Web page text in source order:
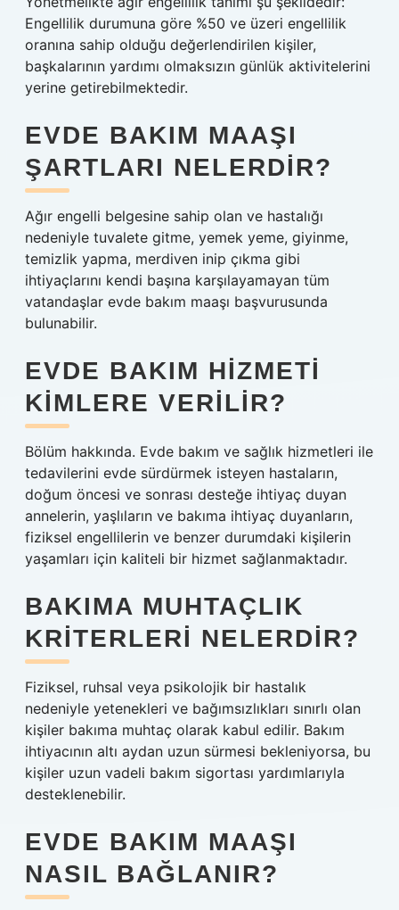
Engellilik durumuna göre %50 ve üzeri engellilik
oranına sahip olduğu değerlendirilen kişiler,
başkalarının yardımı olmaksızın günlük aktivitelerini
yerine getirebilmektedir.
EVDE BAKIM MAAŞI
ŞARTLARI NELERDIR?
Ağır engelli belgesine sahip olan ve hastalığı
nedeniyle tuvalete gitme, yemek yeme, giyinme,
temizlik yapma, merdiven inip çıkma gibi
ihtiyaçlarını kendi başına karşılayamayan tüm
vatandaşlar evde bakım maaşı başvurusunda
bulunabilir.
EVDE BAKIM HIZMETI
KIMLERE VERILIR?
Bölüm hakkında. Evde bakım ve sağlık hizmetleri ile
tedavilerini evde sürdürmek isteyen hastaların,
doğum öncesi ve sonrası desteğe ihtiyaç duyan
annelerin, yaşlıların ve bakıma ihtiyaç duyanların,
fiziksel engellilerin ve benzer durumdaki kişilerin
yaşamları için kaliteli bir hizmet sağlanmaktadır.
BAKIMA MUHTAÇLIK
KRITERLERI NELERDIR?
Fiziksel, ruhsal veya psikolojik bir hastalık
nedeniyle yetenekleri ve bağımsızlıkları sınırlı olan
kişiler bakıma muhtaç olarak kabul edilir. Bakım
ihtiyacının altı aydan uzun sürmesi bekleniyorsa, bu
kişiler uzun vadeli bakım sigortası yardımlarıyla
desteklenebilir.
EVDE BAKIM MAAŞI
NASIL BAĞLANIR?